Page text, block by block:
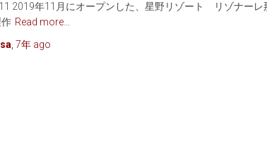
2019年11月にオープンした、星野リゾート リゾナーレ
Read more…
, 7年ago